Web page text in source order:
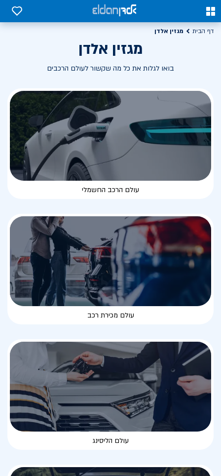
0
0
דף הבית מגזין אלדן
מגזין אלדן
בואו לגלות את כל מה שקשור לעולם הרכבים
עולם הרכב החשמלי
עולם מכירת רכב
עולם הליסינג